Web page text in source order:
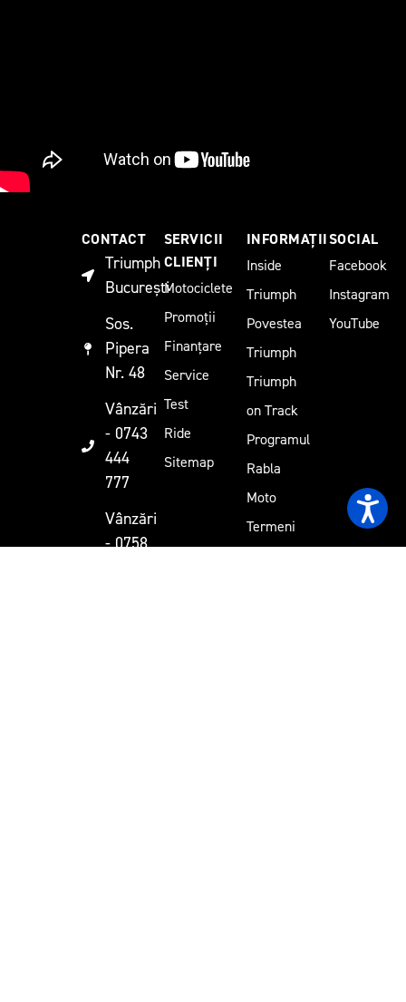
CONTACT
Triumph
București
Sos.
Pipera
Nr. 48
Vânzări
- 0743
444
777
Vânzări
- 0758
SERVICII
CLIENȚI
Motociclete
Promoții
Finanțare
Service
Test
Ride
Sitemap
INFORMAȚII
Inside
Triumph
Povestea
Triumph
Triumph
on Track
Programul
Rabla
Moto
Termeni
SOCIAL
Facebook
Instagram
YouTube